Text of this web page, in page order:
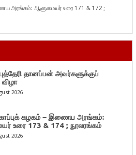
அரங்கம்: ஆளுமையர் உரை 171 & 172 ;
தானப்பன் அவர்களுக்குப்
விழா
2026
கழகம் – இணைய அரங்கம்:
உரை 173 & 174 ; நூலரங்கம்
2026